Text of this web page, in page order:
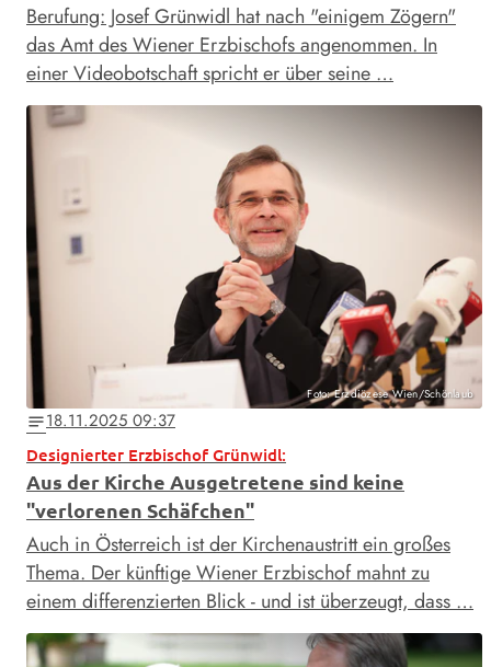
Berufung: Josef Grünwidl hat nach "einigem Zögern"
das Amt des Wiener Erzbischofs angenommen. In
einer Videobotschaft spricht er über seine …
Foto: Erzdiözese Wien/Schönlaub
notes18.11.2025 09:37
Designierter Erzbischof Grünwidl:
Aus der Kirche Ausgetretene sind keine
"verlorenen Schäfchen"
Auch in Österreich ist der Kirchenaustritt ein großes
Thema. Der künftige Wiener Erzbischof mahnt zu
einem differenzierten Blick - und ist überzeugt, dass …